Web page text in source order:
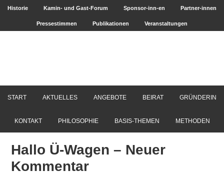
Historie Kamin- und Gast-Forum Sponsor-inn-en Partner-innen
Pressestimmen Publikationen Veranstaltungen
START AKTUELLES ANGEBOTE BEIRAT GRÜNDERIN
KONTAKT PHILOSOPHIE BASIS-THEMEN METHODEN
Hallo Ü-Wagen – Neuer
Kommentar